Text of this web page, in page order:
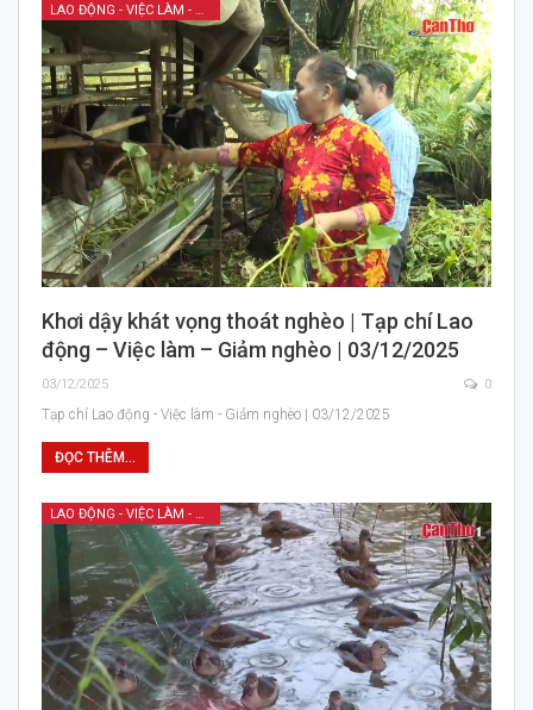
LAO ĐỘNG - VIỆC LÀM - GIẢM NGHÈO
Khơi dậy khát vọng thoát nghèo | Tạp chí Lao
động – Việc làm – Giảm nghèo | 03/12/2025
03/12/2025 0
Tạp chí Lao động - Việc làm - Giảm nghèo | 03/12/2025
ĐỌC THÊM...
LAO ĐỘNG - VIỆC LÀM - GIẢM NGHÈO